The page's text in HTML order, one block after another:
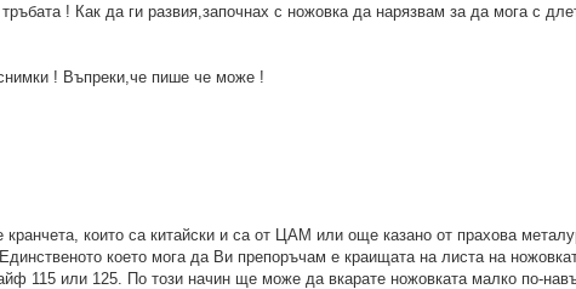
! Как да ги развия,започнах с ножовка да нарязвам за да мога с
! Въпреки,че пише че може !
които са китайски и са от ЦАМ или още казано от прахова
което мога да Ви препоръчам е краищата на листа на
115 или 125. По този начин ще може да вкарате ножовката малко по-